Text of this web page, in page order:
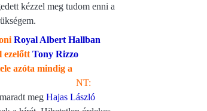
kézzel meg tudom enni a
Royal Albert Hallban
ezelőtt Tony Rizzo
azóta mindig a
meg Hajas László